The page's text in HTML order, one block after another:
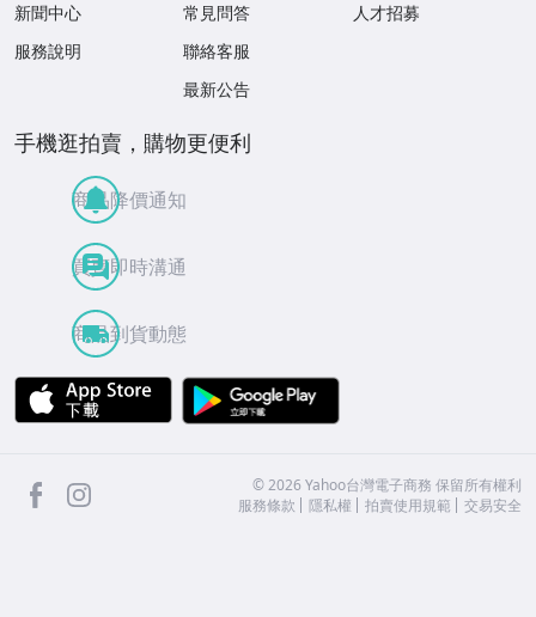
新聞中心
服務說明
常見問答
聯絡客服
最新公告
人才招募
手機逛拍賣，購物更便利
商品降價通知
買賣即時溝通
商品到貨動態
APP Store
facebook ©2026 Yahoo台灣電子商務 保留所有權利
服務條款
隱私權 拍賣使用規範 交易安全